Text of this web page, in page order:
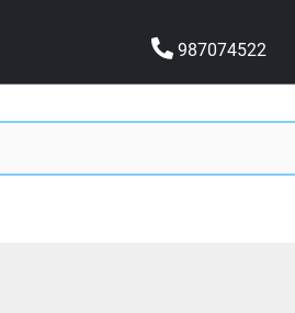
987074522